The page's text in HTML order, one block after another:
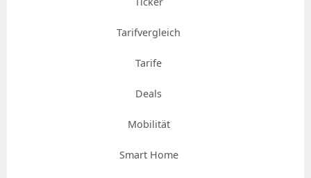
Tarifvergleich
Tarife
Deals
Mobilität
Smart Home